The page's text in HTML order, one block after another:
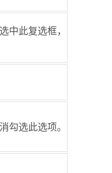
中此复选框，
勾选此选项。